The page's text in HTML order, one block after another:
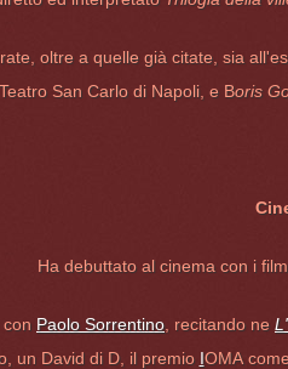
oltre a quelle già citate, sia
San Carlo di Napoli, e Boris
Ha debuttato al cinema con i
con Paolo Sorrentino , recitando ne
un David di D, il premio IOMA